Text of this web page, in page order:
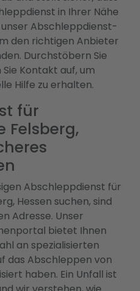
in Ihrer Nähe
Abschleppdienst-
den richtigen Anbieter
Durchstöbern Sie
Kontakt auf, um
Hilfe zu erhalten.
für
Felsberg,
Abschleppdienst für
Hessen suchen, sind
Adresse. Unser
bietet Ihnen
an spezialisierten
das Abschleppen von
haben. Ein Unfall ist